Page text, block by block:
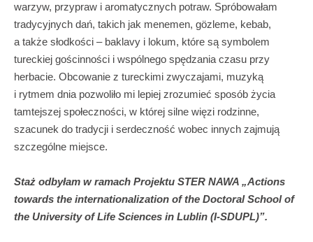
warzyw, przypraw i aromatycznych potraw. Spróbowałam
tradycyjnych dań, takich jak menemen, gözleme, kebab,
a także słodkości – baklavy i lokum, które są symbolem
tureckiej gościnności i wspólnego spędzania czasu przy
herbacie. Obcowanie z tureckimi zwyczajami, muzyką
i rytmem dnia pozwoliło mi lepiej zrozumieć sposób życia
tamtejszej społeczności, w której silne więzi rodzinne,
szacunek do tradycji i serdeczność wobec innych zajmują
szczególne miejsce.
Staż odbyłam w ramach Projektu STER NAWA „Actions
towards the internationalization of the Doctoral School of
the University of Life Sciences in Lublin (I-SDUPL)”.